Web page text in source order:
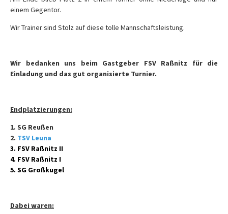
einem Gegentor.
Wir Trainer sind Stolz auf diese tolle Mannschaftsleistung.
Wir bedanken uns beim Gastgeber FSV Raßnitz für die
Einladung und das gut organisierte Turnier.
Endplatzierungen:
1. SG Reußen
2. TSV Leuna
3. FSV Raßnitz II
4. FSV Raßnitz I
5. SG Großkugel
Dabei waren: